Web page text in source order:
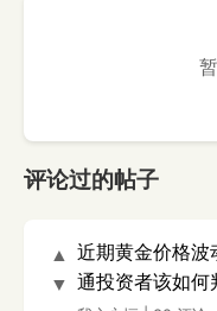
评论过的帖子
▲
▼
近期黄金价格波
通投资者该如何